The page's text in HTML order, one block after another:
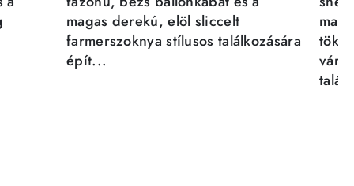
magas derekú, elöl sliccelt
farmerszoknya stílusos találkozására
épít...